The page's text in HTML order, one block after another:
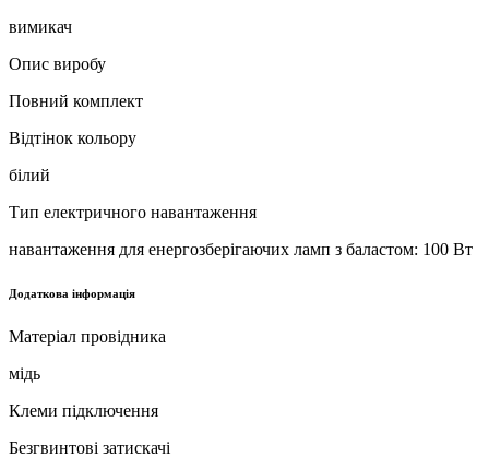
вимикач
Опис виробу
Повний комплект
Відтінок кольору
білий
Тип електричного навантаження
навантаження для енергозберігаючих ламп з баластом: 100 Вт
Додаткова інформація
Матеріал провідника
мідь
Клеми підключення
Безгвинтові затискачі